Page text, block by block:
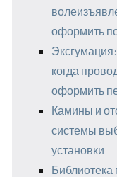
оформить
Эксгумация:
когда
оформить
Камины и
системы
установки
Библиотека